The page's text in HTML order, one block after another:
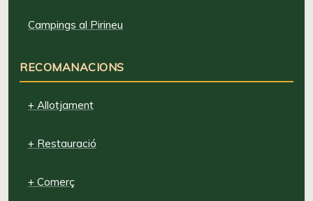
Campings al Pirineu
RECOMANACIONS
+ Allotjament
+ Restauració
+ Comerç